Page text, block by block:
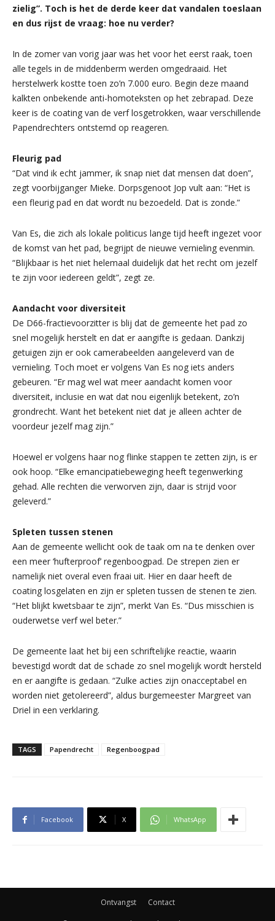
zielig”. Toch is het de derde keer dat vandalen toeslaan
en dus rijst de vraag: hoe nu verder?
In de zomer van vorig jaar was het voor het eerst raak, toen
alle tegels in de middenberm werden omgedraaid. Het
herstelwerk kostte toen zo’n 7.000 euro. Begin deze maand
kalkten onbekende anti-homoteksten op het zebrapad. Deze
keer is de coating van de verf losgetrokken, waar verschillende
Papendrechters ontstemd op reageren.
Fleurig pad
“Dat vind ik echt jammer, ik snap niet dat mensen dat doen”,
zegt voorbijganger Mieke. Dorpsgenoot Jop vult aan: “Het is
een fleurig pad en dat wordt nu bezoedeld. Dat is zonde.”
Van Es, die zich als lokale politicus lange tijd heeft ingezet voor
de komst van het pad, begrijpt de nieuwe vernieling evenmin.
“Blijkbaar is het niet helemaal duidelijk dat het recht om jezelf
te zijn voor iedereen geldt”, zegt ze.
Aandacht voor diversiteit
De D66-fractievoorzitter is blij dat de gemeente het pad zo
snel mogelijk herstelt en dat er aangifte is gedaan. Dankzij
getuigen zijn er ook camerabeelden aangeleverd van de
vernieling. Toch moet er volgens Van Es nog iets anders
gebeuren. “Er mag wel wat meer aandacht komen voor
diversiteit, inclusie en wat dat nou eigenlijk betekent, zo’n
grondrecht. Want het betekent niet dat je alleen achter de
voordeur jezelf mag zijn.”
Hoewel er volgens haar nog flinke stappen te zetten zijn, is er
ook hoop. “Elke emancipatiebeweging heeft tegenwerking
gehad. Alle rechten die verworven zijn, daar is strijd voor
geleverd.”
Spleten tussen stenen
Aan de gemeente wellicht ook de taak om na te denken over
een meer ‘hufterproof’ regenboogpad. De strepen zien er
namelijk niet overal even fraai uit. Hier en daar heeft de
coating losgelaten en zijn er spleten tussen de stenen te zien.
“Het blijkt kwetsbaar te zijn”, merkt Van Es. “Dus misschien is
ouderwetse verf wel beter.”
De gemeente laat het bij een schriftelijke reactie, waarin
bevestigd wordt dat de schade zo snel mogelijk wordt hersteld
en er aangifte is gedaan. “Zulke acties zijn onacceptabel en
worden niet getolereerd”, aldus burgemeester Margreet van
Driel in een verklaring.
TAGS Papendrecht Regenboogpad
Facebook X WhatsApp
Ontvangst Contact